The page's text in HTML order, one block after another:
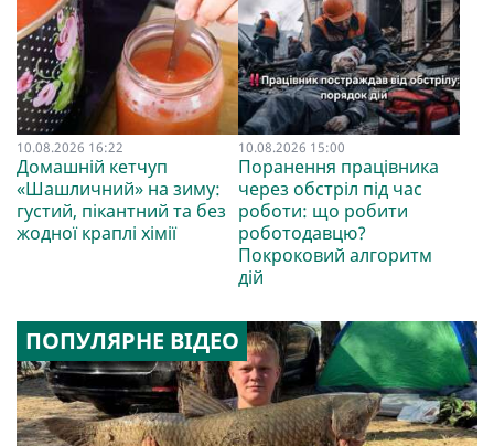
10.08.2026 16:22
Домашній кетчуп
«Шашличний» на зиму:
густий, пікантний та без
жодної краплі хімії
10.08.2026 15:00
Поранення працівника
через обстріл під час
роботи: що робити
роботодавцю?
Покроковий алгоритм
дій
ПОПУЛЯРНЕ ВІДЕО